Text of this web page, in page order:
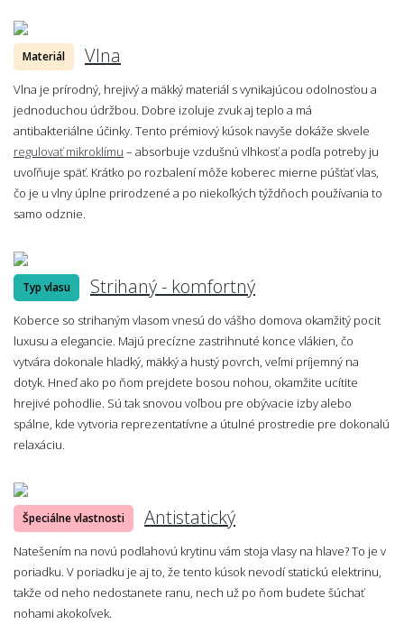
Materiál Vlna
Vlna je prírodný, hrejivý a mäkký materiál s vynikajúcou odolnosťou a
jednoduchou údržbou. Dobre izoluje zvuk aj teplo a má
antibakteriálne účinky. Tento prémiový kúsok navyše dokáže skvele
regulovať mikroklímu – absorbuje vzdušnú vlhkosť a podľa potreby ju
uvoľňuje späť. Krátko po rozbalení môže koberec mierne púšťať vlas,
čo je u vlny úplne prirodzené a po niekoľkých týždňoch používania to
samo odznie.
Typ vlasu Strihaný - komfortný
Koberce so strihaným vlasom vnesú do vášho domova okamžitý pocit
luxusu a elegancie. Majú precízne zastrihnuté konce vlákien, čo
vytvára dokonale hladký, mäkký a hustý povrch, veľmi príjemný na
dotyk. Hneď ako po ňom prejdete bosou nohou, okamžite ucítite
hrejivé pohodlie. Sú tak snovou voľbou pre obývacie izby alebo
spálne, kde vytvoria reprezentatívne a útulné prostredie pre dokonalú
relaxáciu.
Špeciálne vlastnosti Antistatický
Natešením na novú podlahovú krytinu vám stoja vlasy na hlave? To je v
poriadku. V poriadku je aj to, že tento kúsok nevodí statickú elektrinu,
takže od neho nedostanete ranu, nech už po ňom budete šúchať
nohami akokoľvek.